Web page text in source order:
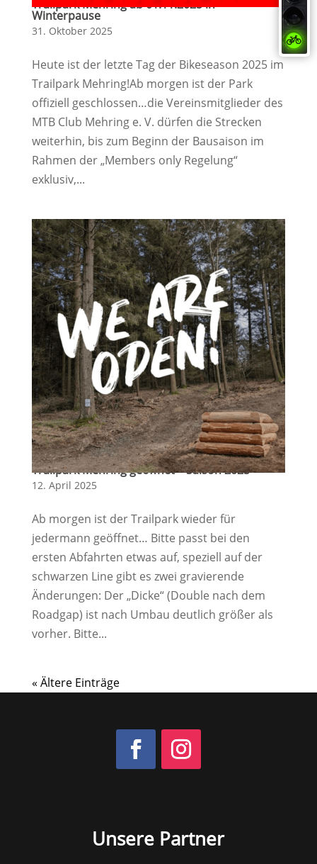
Trailpark Mehring ab 01.11.2025 in
Winterpause
31. Oktober 2025
Heute ist der letzte Tag der Bikeseason 2025 im
Trailpark Mehring!Ab morgen ist der Park
offiziell geschlossen…die Vereinsmitglieder des
MTB Club Mehring e. V. dürfen die Strecken
weiterhin, bis zum Beginn der Bausaison im
Rahmen der „Members only Regelung“
exklusiv,...
Trailpark Mehring geöffnet – Saison 2025
12. April 2025
Ab morgen ist der Trailpark wieder für
jedermann geöffnet… Bitte passt bei den
ersten Abfahrten etwas auf, speziell auf der
schwarzen Line gibt es zwei gravierende
Änderungen: Der „Dicke“ (Double nach dem
Roadgap) ist nach Umbau deutlich größer als
vorher. Bitte...
« Ältere Einträge
Unsere Partner